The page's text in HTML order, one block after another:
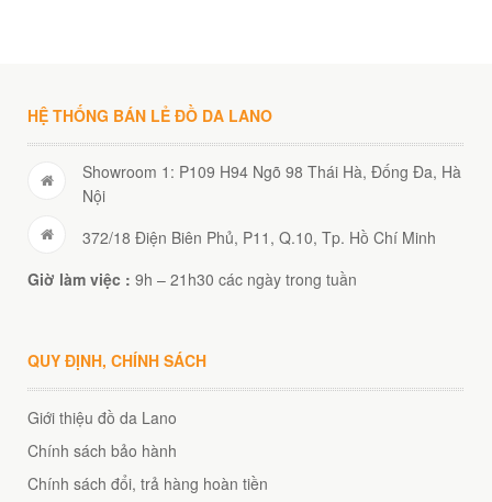
HỆ THỐNG BÁN LẺ ĐỒ DA LANO
Showroom 1: P109 H94 Ngõ 98 Thái Hà, Đống Đa, Hà
Nội
372/18 Điện Biên Phủ, P11, Q.10, Tp. Hồ Chí Minh
Giờ làm việc : 9h – 21h30 các ngày trong tuần
QUY ĐỊNH, CHÍNH SÁCH
Giới thiệu đồ da Lano
Chính sách bảo hành
Chính sách đổi, trả hàng hoàn tiền